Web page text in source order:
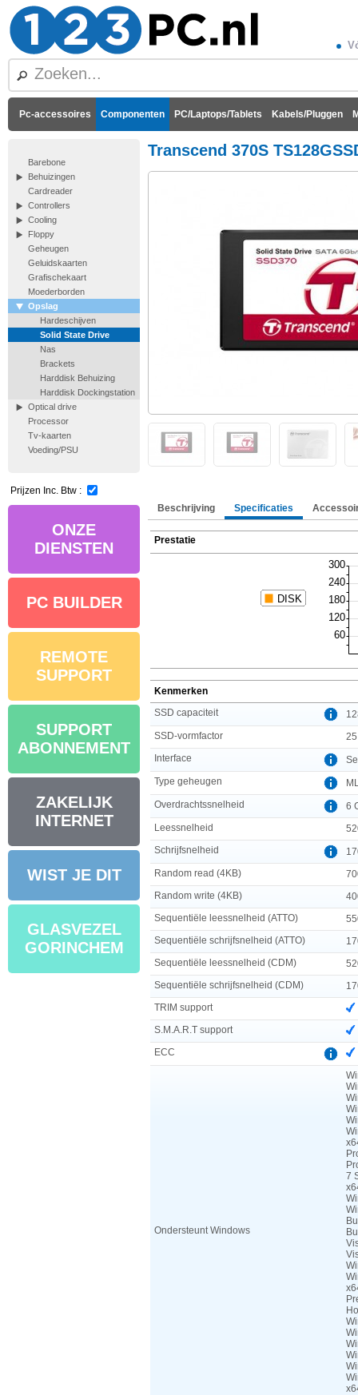
Pc-accessoires Componenten PC/Laptops/Tablets Kabels/Pluggen
Barebone
Behuizingen
Cardreader
Controllers
Cooling
Floppy
Geheugen
Geluidskaarten
Grafischekaart
Moederborden
Opslag
Hardeschijven
Solid State Drive
Nas
Brackets
Harddisk Behuizing
Harddisk Dockingstation
Optical drive
Processor
Tv-kaarten
Voeding/PSU
Prijzen Inc. Btw :
ONZE
DIENSTEN
PC BUILDER
REMOTE
SUPPORT
SUPPORT
ABONNEMENT
ZAKELIJK
INTERNET
WIST JE DIT
GLASVEZEL
GORINCHEM
Transcend 370S
Beschrijving Specificaties
Prestatie
Kenmerken
SSD capaciteit
SSD-vormfactor
25
Interface
Type geheugen
Overdrachtssnelheid
6
Leessnelheid
Schrijfsnelheid
Random read (4KB)
Random write (4KB)
Sequentiële leessnelheid (ATTO)
Sequentiële schrijfsnelheid (ATTO)
Sequentiële leessnelheid (CDM)
Sequentiële schrijfsnelheid (CDM)
TRIM support
S.M.A.R.T support
ECC
Ondersteunt Windows
7